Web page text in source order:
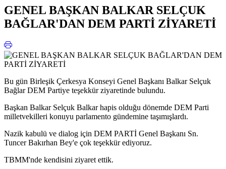
GENEL BAŞKAN BALKAR SELÇUK
BAĞLAR'DAN DEM PARTİ ZİYARETİ
Bu gün Birleşik Çerkesya Konseyi Genel Başkanı Balkar Selçuk
Bağlar DEM Partiye teşekkür ziyaretinde bulundu.
Başkan Balkar Selçuk Balkar hapis olduğu dönemde DEM Parti
milletvekilleri konuyu parlamento gündemine taşımışlardı.
Nazik kabulü ve dialog için DEM PARTİ Genel Başkanı Sn.
Tuncer Bakırhan Bey'e çok teşekkür ediyoruz.
TBMM'nde kendisini ziyaret ettik.